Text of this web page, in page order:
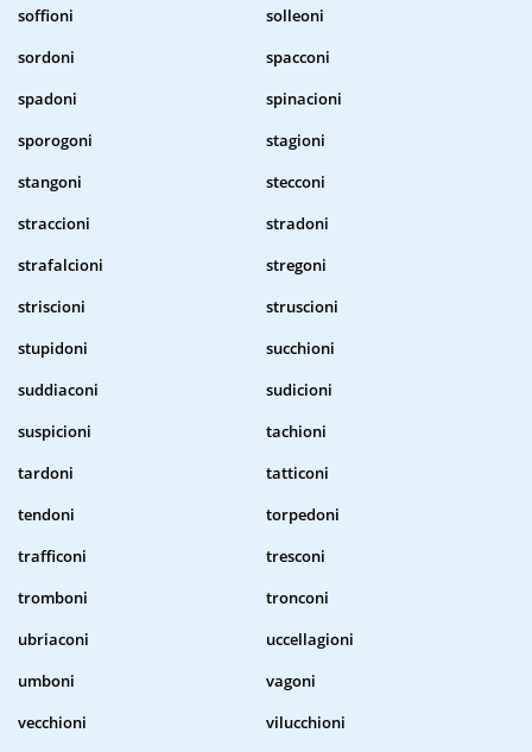
soffioni
solleoni
sordoni
spacconi
spadoni
spinacioni
sporogoni
stagioni
stangoni
stecconi
straccioni
stradoni
strafalcioni
stregoni
striscioni
struscioni
stupidoni
succhioni
suddiaconi
sudicioni
suspicioni
tachioni
tardoni
tatticoni
tendoni
torpedoni
trafficoni
tresconi
tromboni
tronconi
ubriaconi
uccellagioni
umboni
vagoni
vecchioni
vilucchioni